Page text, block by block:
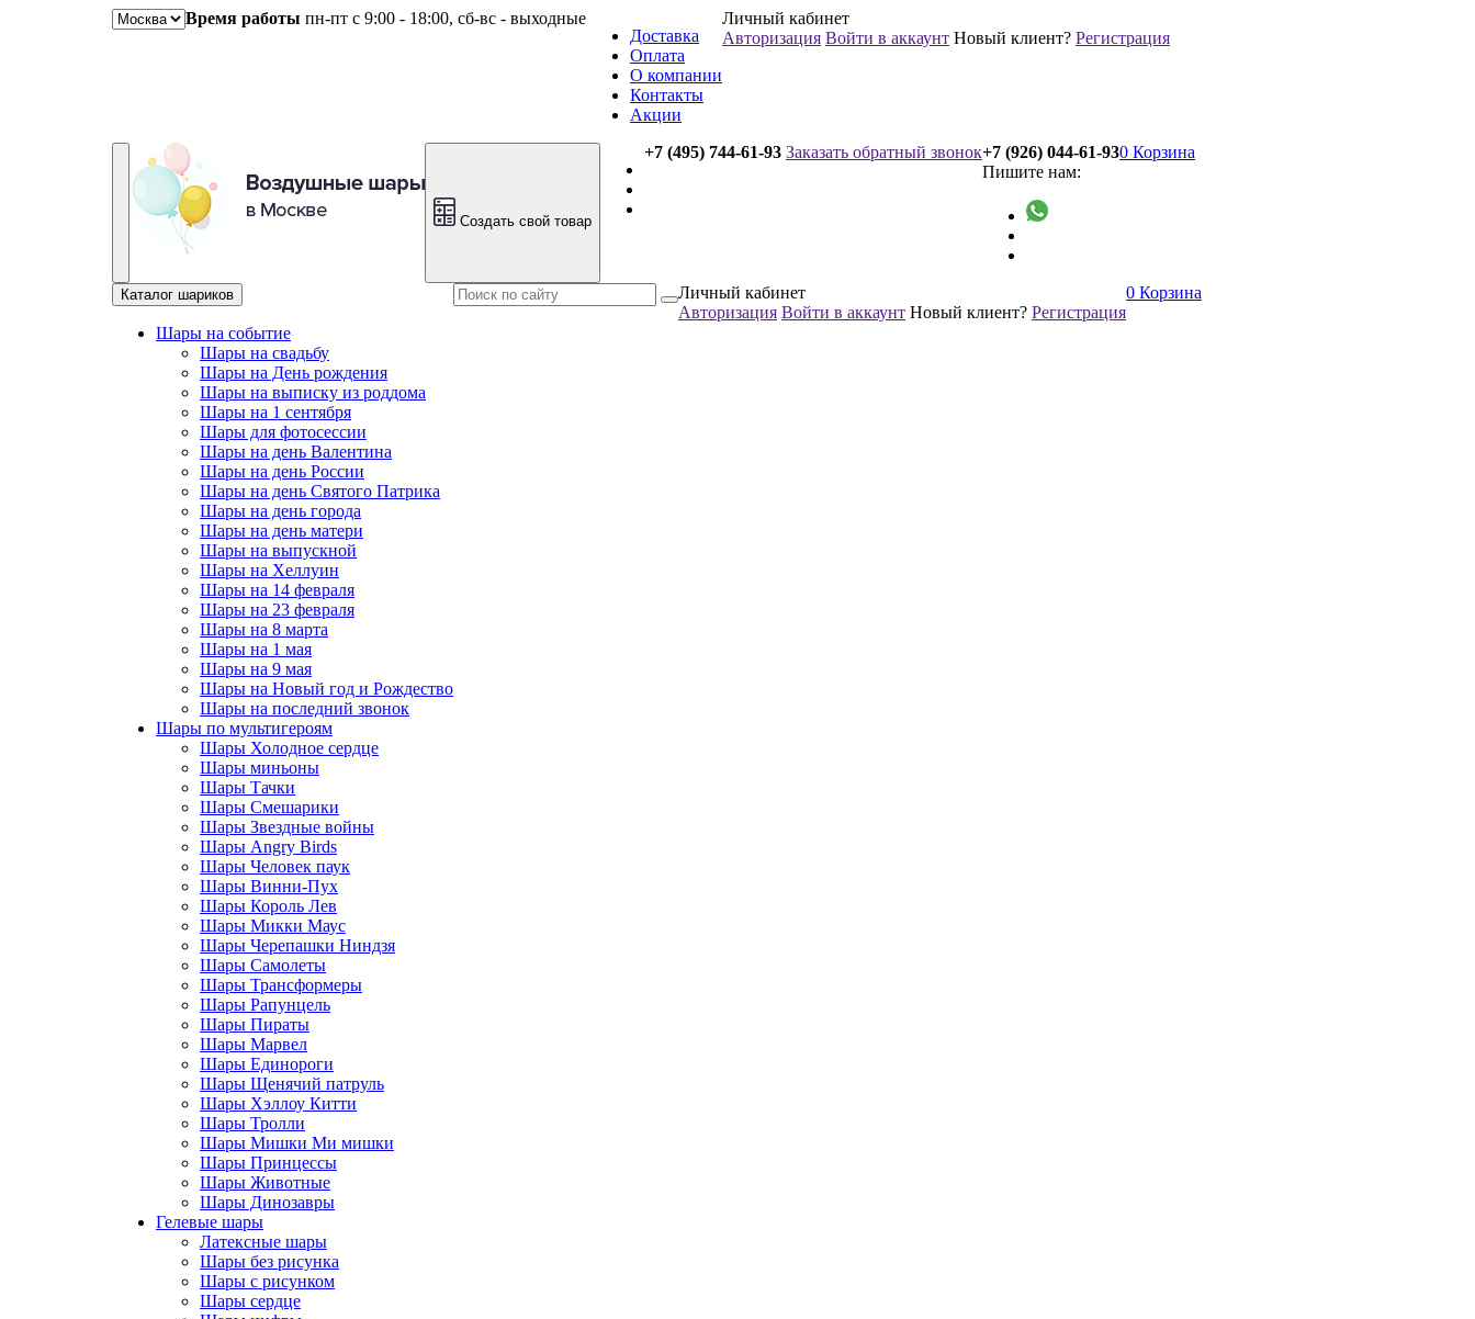
Время работы пн-пт с 9:00 - 18:00, сб-вс - выходные
Доставка
Оплата
О компании
Контакты
Акции
Личный кабинет
Авторизация Войти в аккаунт Новый клиент? Регистрация
Создать свой товар
+7 (495) 744-61-93 Заказать обратный звонок+7 (926) 044-61-93
Пишите нам:
0 Корзина
Каталог шариков
Шары на событие
Шары на свадьбу
Шары на День рождения
Шары на выписку из роддома
Шары на 1 сентября
Шары для фотосессии
Шары на день Валентина
Шары на день России
Шары на день Святого Патрика
Шары на день города
Шары на день матери
Шары на выпускной
Шары на Хеллуин
Шары на 14 февраля
Шары на 23 февраля
Шары на 8 марта
Шары на 1 мая
Шары на 9 мая
Шары на Новый год и Рождество
Шары на последний звонок
Шары по мультигероям
Шары Холодное сердце
Шары миньоны
Шары Тачки
Шары Смешарики
Шары Звездные войны
Шары Angry Birds
Шары Человек паук
Шары Винни-Пух
Шары Король Лев
Шары Микки Маус
Шары Черепашки Ниндзя
Шары Самолеты
Шары Трансформеры
Шары Рапунцель
Шары Пираты
Шары Марвел
Шары Единороги
Шары Щенячий патруль
Шары Хэллоу Китти
Шары Тролли
Шары Мишки Ми мишки
Шары Принцессы
Шары Животные
Шары Динозавры
Гелевые шары
Латексные шары
Шары без рисунка
Шары с рисунком
Шары сердце
Личный кабинет
Авторизация Войти в аккаунт Новый клиент? Регистрация
0 Корзина